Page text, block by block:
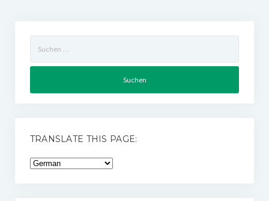
nach:
TRANSLATE THIS PAGE: